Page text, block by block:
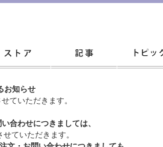
お知らせ
ていただきます。
合わせにつきましては、
せていただきます。